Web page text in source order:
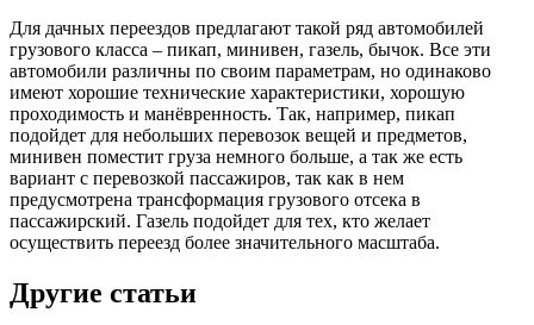
Для дачных переездов предлагают такой ряд автомобилей
грузового класса – пикап, минивен, газель, бычок. Все эти
автомобили различны по своим параметрам, но одинаково
имеют хорошие технические характеристики, хорошую
проходимость и манёвренность. Так, например, пикап
подойдет для небольших перевозок вещей и предметов,
минивен поместит груза немного больше, а так же есть
вариант с перевозкой пассажиров, так как в нем
предусмотрена трансформация грузового отсека в
пассажирский. Газель подойдет для тех, кто желает
осуществить переезд более значительного масштаба.
Другие статьи